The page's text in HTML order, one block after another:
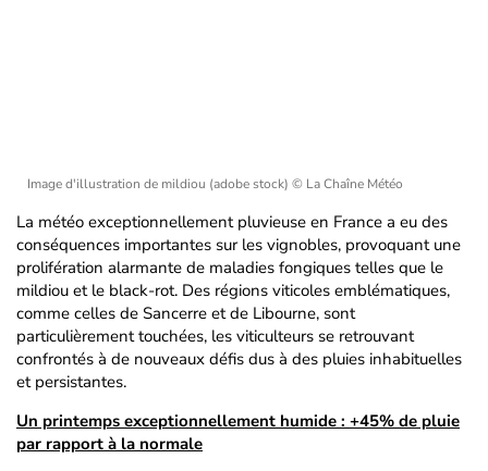
Image d'illustration de mildiou (adobe stock) © La Chaîne Météo
La météo exceptionnellement pluvieuse en France a eu des
conséquences importantes sur les vignobles, provoquant une
prolifération alarmante de maladies fongiques telles que le
mildiou et le black-rot. Des régions viticoles emblématiques,
comme celles de Sancerre et de Libourne, sont
particulièrement touchées, les viticulteurs se retrouvant
confrontés à de nouveaux défis dus à des pluies inhabituelles
et persistantes.
Un printemps exceptionnellement humide : +45% de pluie
par rapport à la normale